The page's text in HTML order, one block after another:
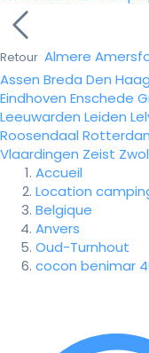
Retour Almere
Assen Breda Den Haag
Eindhoven Enschede
Leeuwarden Leiden
Roosendaal
Vlaardingen Zeist
Accueil
Location
Belgique
Anvers
Oud-Turnhout
cocon benimar